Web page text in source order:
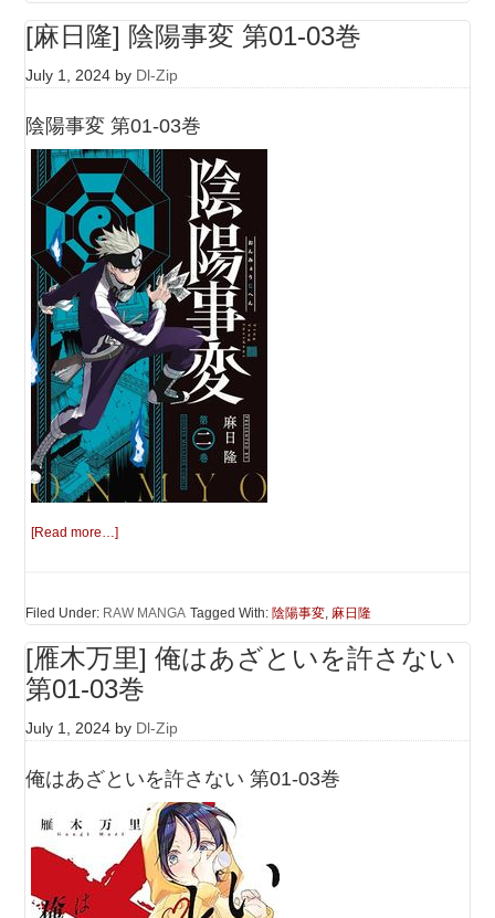
[麻日隆] 陰陽事変 第01-03巻
July 1, 2024 by Dl-Zip
陰陽事変 第01-03巻
[Read more…]
Filed Under: RAW MANGA Tagged With: 陰陽事変, 麻日隆
[雁木万里] 俺はあざといを許さない
第01-03巻
July 1, 2024 by Dl-Zip
俺はあざといを許さない 第01-03巻